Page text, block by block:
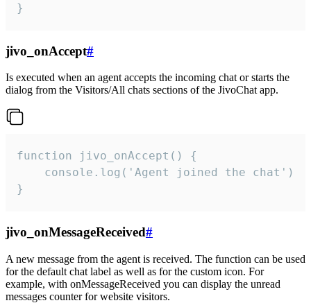
}
jivo_onAccept#
Is executed when an agent accepts the incoming chat or starts the
dialog from the Visitors/All chats sections of the JivoChat app.
function jivo_onAccept() {
}
jivo_onMessageReceived#
A new message from the agent is received. The function can be used
for the default chat label as well as for the custom icon. For
example, with onMessageReceived you can display the unread
messages counter for website visitors.